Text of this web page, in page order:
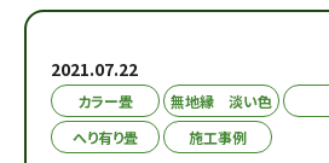
2021.07.22
カラー畳 無地縁 淡い色
へり有り畳
施工事例